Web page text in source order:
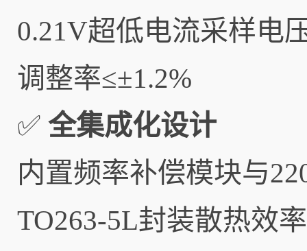
0.21V超低电流采样电
调整率≤±1.2%
✅ 全集成化设计
内置频率补偿模块与
TO263-5L封装散热效